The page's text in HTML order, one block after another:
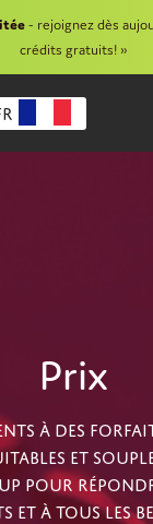
- rejoignez dès
crédits gratuits! »
Prix
À DES
ET
POUR
ET À TOUS LES